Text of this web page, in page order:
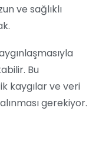
ve sağlıklı
Bu
kaygılar ve veri
gerekiyor.